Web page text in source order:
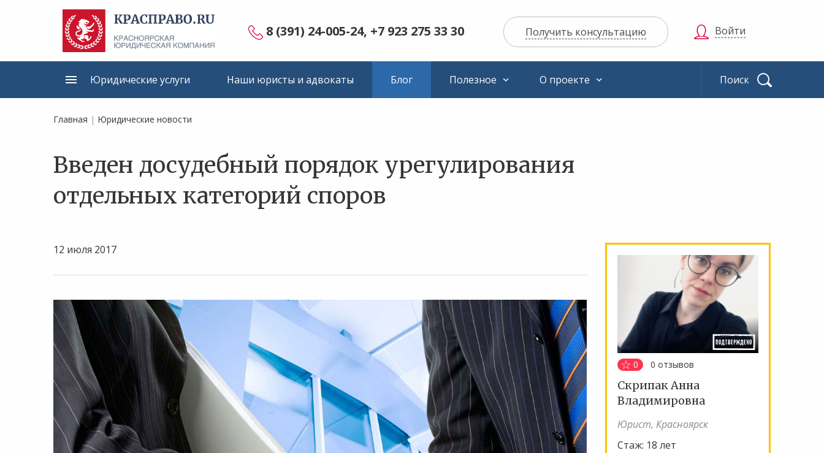
8 (391) 24-005-24, +7 923 275 33 30 Получить консультацию
Юридические услуги Наши юристы и адвокаты Блог Полезное О проекте
Войти
Главная | Юридические новости
Введен досудебный порядок урегулирования
отдельных категорий споров
12 июля 2017
0 0 отзывов
Скрипак Анна
Владимировна
Юрист, Красноярск
Стаж: 18 лет